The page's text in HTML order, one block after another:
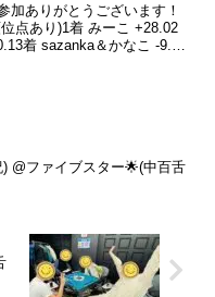
加ありがとうございます！
位点あり)1着 みーこ +28.02
着 sazanka＆かなこ -9.64
) @ファイブスター🌟(中百舌